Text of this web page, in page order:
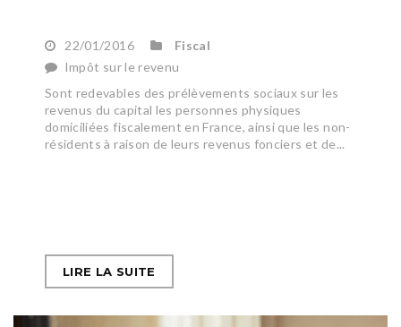
22/01/2016
Fiscal
Impôt sur le revenu
Sont redevables des prélèvements sociaux sur les
revenus du capital les personnes physiques
domiciliées fiscalement en France, ainsi que les non-
résidents à raison de leurs revenus fonciers et de...
LIRE LA SUITE